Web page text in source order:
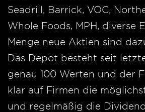
Seadrill, Barrick, VOC,
Whole Foods, MPH, diverse
Menge neue Aktien sind
Das Depot besteht seit
genau 100 Werten und der
klar auf Firmen die
und regelmäßig die